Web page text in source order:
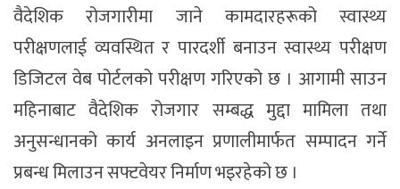
वैदेशिक रोजगारीमा जाने कामदारहरूको स्वास्थ्य
परीक्षणलाई व्यवस्थित र पारदर्शी बनाउन स्वास्थ्य परीक्षण
डिजिटल वेब पोर्टलको परीक्षण गरिएको छ । आगामी साउन
महिनाबाट वैदेशिक रोजगार सम्बद्ध मुद्दा मामिला तथा
अनुसन्धानको कार्य अनलाइन प्रणालीमार्फत सम्पादन गर्ने
प्रबन्ध मिलाउन सफ्टवेयर निर्माण भइरहेको छ ।